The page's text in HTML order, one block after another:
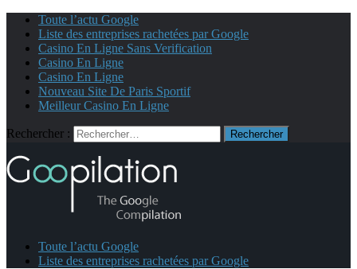
Toute l’actu Google
Liste des entreprises rachetées par Google
Casino En Ligne Sans Verification
Casino En Ligne
Casino En Ligne
Nouveau Site De Paris Sportif
Meilleur Casino En Ligne
Rechercher :
Toute l’actu Google
Liste des entreprises rachetées par Google